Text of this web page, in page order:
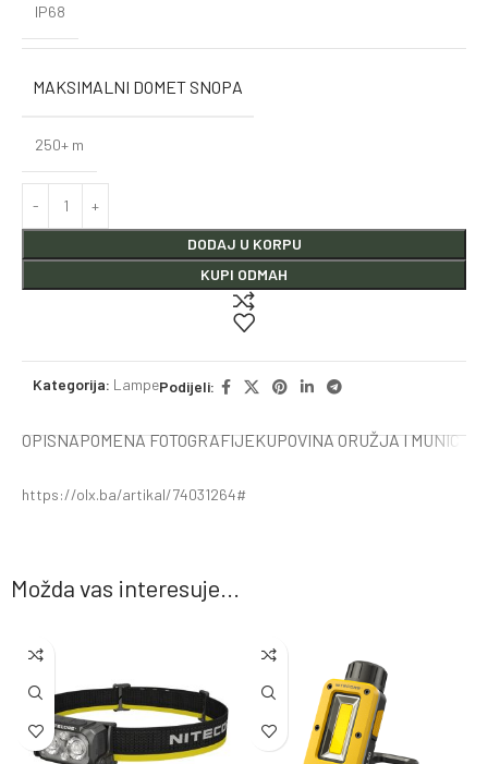
IP68
MAKSIMALNI DOMET SNOPA
250+ m
DODAJ U KORPU
KUPI ODMAH
Kategorija: LampePodijeli:
OPISNAPOMENA FOTOGRAFIJEKUPOVINA ORUŽJA I MUNICIJE
https://olx.ba/artikal/74031264#
Možda vas interesuje...